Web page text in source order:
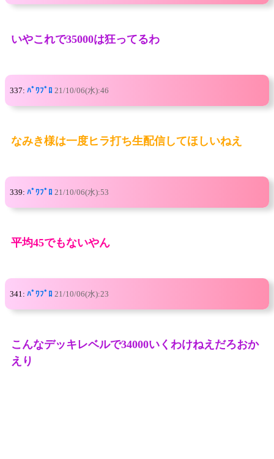
いやこれで35000は狂ってるわ
337: ﾊﾟﾜﾌﾟﾛ 21/10/06(水):46
なみき様は一度ヒラ打ち生配信してほしいねえ
339: ﾊﾟﾜﾌﾟﾛ 21/10/06(水):53
平均45でもないやん
341: ﾊﾟﾜﾌﾟﾛ 21/10/06(水):23
こんなデッキレベルで34000いくわけねえだろおか
えり